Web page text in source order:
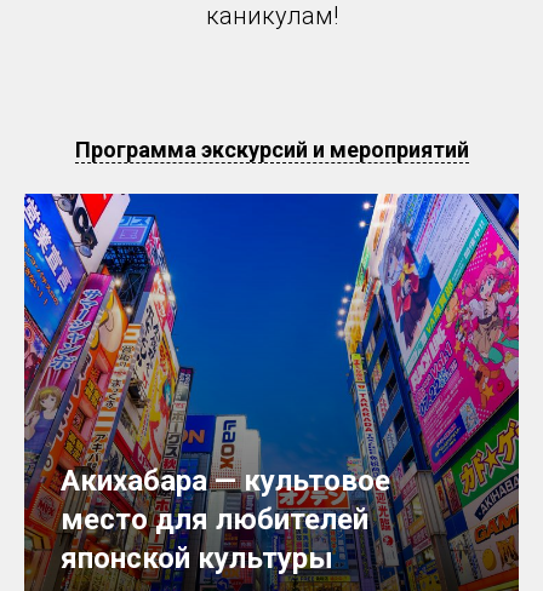
каникулам!
Программа экскурсий и мероприятий
Акихабара — культовое
место для любителей
японской культуры